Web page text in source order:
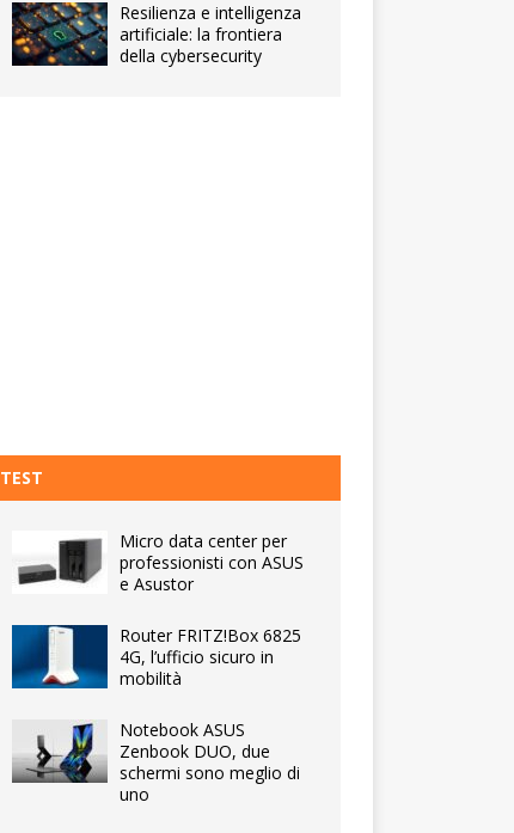
Resilienza e intelligenza
artificiale: la frontiera
della cybersecurity
TEST
Micro data center per
professionisti con ASUS
e Asustor
Router FRITZ!Box 6825
4G, l’ufficio sicuro in
mobilità
Notebook ASUS
Zenbook DUO, due
schermi sono meglio di
uno